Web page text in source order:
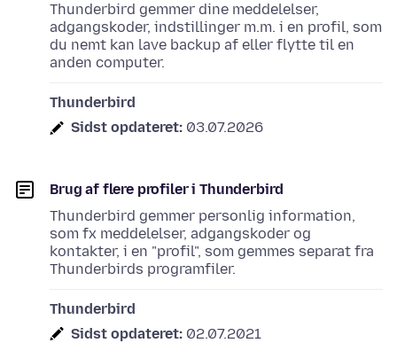
Thunderbird gemmer dine meddelelser,
adgangskoder, indstillinger m.m. i en profil, som
du nemt kan lave backup af eller flytte til en
anden computer.
Thunderbird
Sidst opdateret: 03.07.2026
Brug af flere profiler i Thunderbird
Thunderbird gemmer personlig information,
som fx meddelelser, adgangskoder og
kontakter, i en "profil", som gemmes separat fra
Thunderbirds programfiler.
Thunderbird
Sidst opdateret: 02.07.2021